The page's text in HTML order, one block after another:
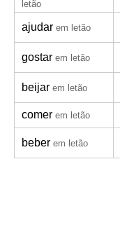
letão
ajudar em letão
gostar em letão
beijar em letão
comer em letão
beber em letão